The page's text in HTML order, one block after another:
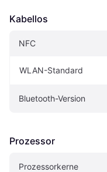
Kabellos
NFC
WLAN-Standard
Bluetooth-Version
Prozessor
Prozessorkerne